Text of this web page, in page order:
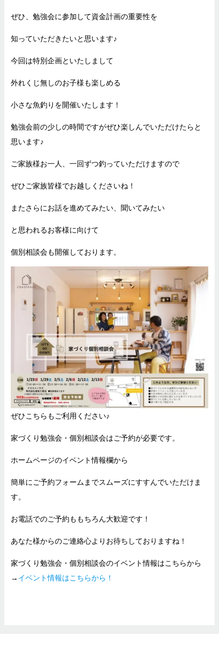
ぜひ、勉強会に参加して資金計画の重要性を
知っていただきたいと思います♪
今回は特別企画といたしまして
外れくじ無しのお子様も楽しめる
小さな魚釣りを開催いたします！
勉強会前の少しの時間ですがぜひ楽しんでいただけたらと
思います♪
ご家族様お一人、一回ずつ釣っていただけますので
ぜひご家族皆様でお越しくださいね！
またさらにお話を進めてみたい、聞いてみたい
と思われるお客様に向けて
個別相談会も開催しております。
ぜひこちらもご利用ください♪
家づくり勉強会・個別相談会はご予約が必要です。
ホームページのイベント情報欄から
簡単にご予約フォームまでスムーズにすすんでいただけま
す。
お電話でのご予約ももちろん大歓迎です！
あなた様からのご連絡心よりお待ちしておりますね！
家づくり勉強会・個別相談会のイベント情報はこちらから
→ イベント情報はこちらから！